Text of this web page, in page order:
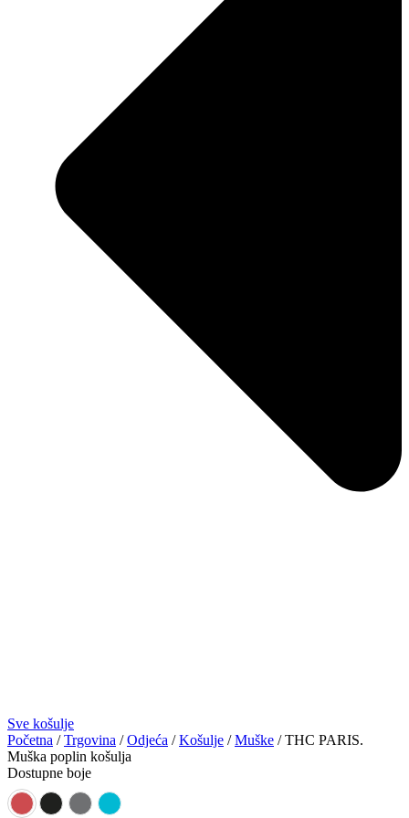
Sve košulje
Početna /Trgovina /Odjeća /Košulje /Muške / THC PARIS.
Muška poplin košulja
Dostupne boje